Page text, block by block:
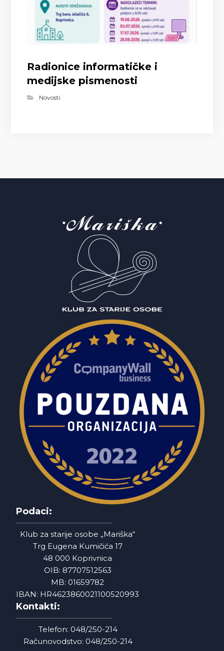
Radionice informatičke i
medijske pismenosti
Novosti
Podaci:
Klub za starije osobe „Mariška“
Trg Eugena Kumičića 17
48 000 Koprivnica
OIB: 87707512563
MB: 01659782
IBAN: HR4623860021100520993
Kontakti:
Telefon: 048/250-214
Računovodstvo: 048/250-214